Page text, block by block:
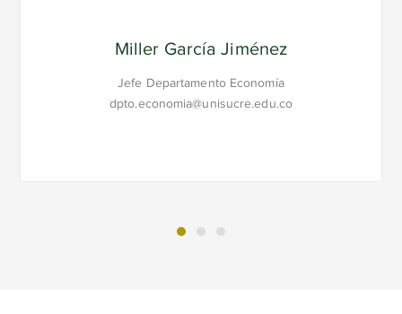
Miller García Jiménez
Jefe Departamento Economía
dpto.economia@unisucre.edu.co